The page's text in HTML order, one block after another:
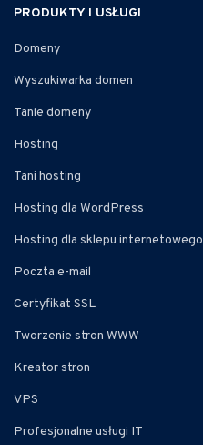
PRODUKTY I USŁUGI
Domeny
Wyszukiwarka domen
Tanie domeny
Hosting
Tani hosting
Hosting dla WordPress
Hosting dla sklepu internetowego
Poczta e-mail
Certyfikat SSL
Tworzenie stron WWW
Kreator stron
VPS
Profesjonalne usługi IT